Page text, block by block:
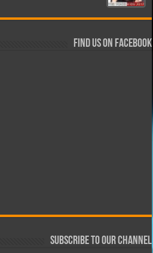
Find us on Facebook
Subscribe to our Channel